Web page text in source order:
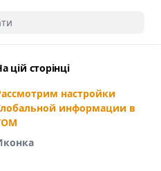
цій сторінці
настройки
информации в